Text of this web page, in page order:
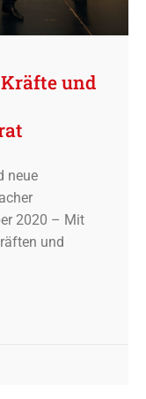
und
neue
2020 – Mit
und